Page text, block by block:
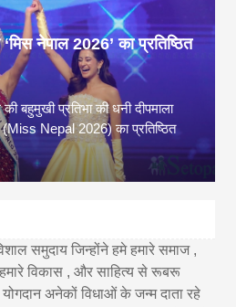
नेपाल 2026’ का प्रतिष्ठित
बहुमुखी प्रतिभा की धनी दीपमाला
Nepal 2026) का प्रतिष्ठित
समुदाय जिन्होंने हमे हमारे समाज ,
विकास , और साहित्य से रूबरू
अनेकों विधाओं के जन्म दाता रहे